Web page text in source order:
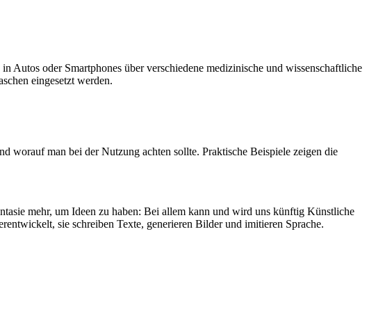
Autos oder Smartphones über verschiedene medizinische und wissenschaftliche
eingesetzt werden.
man bei der Nutzung achten sollte. Praktische Beispiele zeigen die
mehr, um Ideen zu haben: Bei allem kann und wird uns künftig Künstliche
sie schreiben Texte, generieren Bilder und imitieren Sprache.